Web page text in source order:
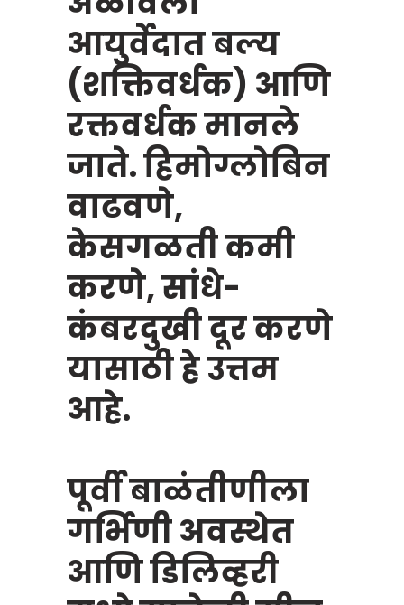
आयुर्वेदात बल्य
(शक्तिवर्धक) आणि
रक्तवर्धक मानले
जाते. हिमोग्लोबिन
वाढवणे,
केसगळती कमी
करणे, सांधे-
कंबरदुखी दूर करणे
यासाठी हे उत्तम
आहे.
पूर्वी बाळंतीणीला
गर्भिणी अवस्थेत
आणि डिलिव्हरी